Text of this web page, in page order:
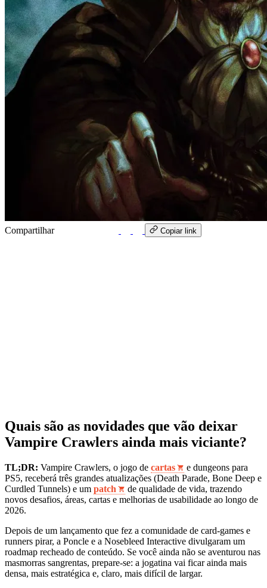
Compartilhar Copiar link
Quais são as novidades que vão deixar
Vampire Crawlers ainda mais viciante?
TL;DR: Vampire Crawlers, o jogo de cartas
e dungeons para
PS5, receberá três grandes atualizações (Death Parade, Bone Deep e
Curdled Tunnels) e um patch
de qualidade de vida, trazendo
novos desafios, áreas, cartas e melhorias de usabilidade ao longo de
2026.
Depois de um lançamento que fez a comunidade de card‑games e
runners pirar, a Poncle e a Nosebleed Interactive divulgaram um
roadmap recheado de conteúdo. Se você ainda não se aventurou nas
masmorras sangrentas, prepare‑se: a jogatina vai ficar ainda mais
densa, mais estratégica e, claro, mais difícil de largar.